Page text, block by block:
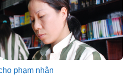
phạm nhân